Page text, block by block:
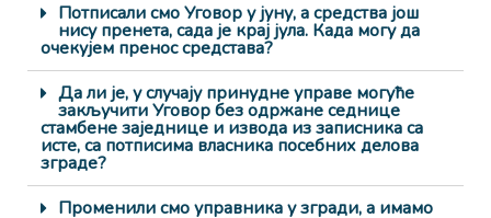
Потписали смо Уговор у јуну, а средства још
нису пренета, сада је крај јула. Када могу да
очекујем пренос средстава?
Да ли је, у случају принудне управе могуће
закључити Уговор без одржане седнице
стамбене заједнице и извода из записника са
исте, са потписима власника посебних делова
зграде?
Променили смо управника у згради, а имамо